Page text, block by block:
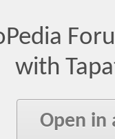
with
Open in